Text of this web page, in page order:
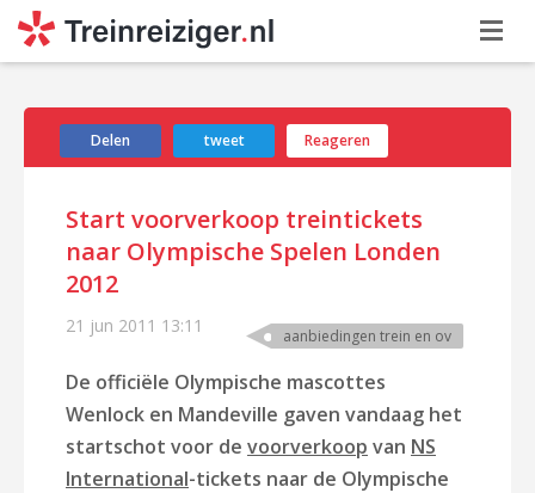
Delen tweet Reageren
Start voorverkoop treintickets
naar Olympische Spelen Londen
2012
21 jun 2011 13:11 aanbiedingen trein en ov
De officiële Olympische mascottes
Wenlock en Mandeville gaven vandaag het
startschot voor de voorverkoop van NS
International-tickets naar de Olympische